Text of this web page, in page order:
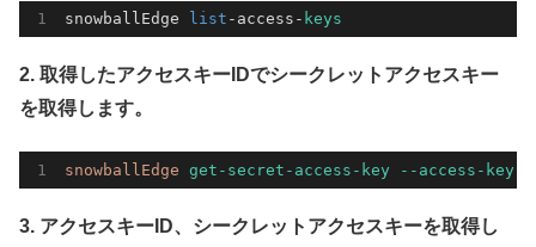
snowballEdge list -access- keys
2. 取得したアクセスキーIDでシークレットアクセスキー
を取得します。
snowballEdge get-secret-access-key --access-key-
3. アクセスキーID、シークレットアクセスキーを取得し